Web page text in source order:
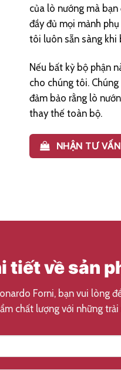
của lò nướng mà
đầy đủ mọi mảnh
tôi luôn sẵn sàng khi
Nếu bất kỳ bộ phận
cho chúng tôi.
đảm bảo rằng lò
thay thế toàn bộ.
NHẬN TƯ
tiết về sản
Forni, bạn vui lòng
chất lượng với những